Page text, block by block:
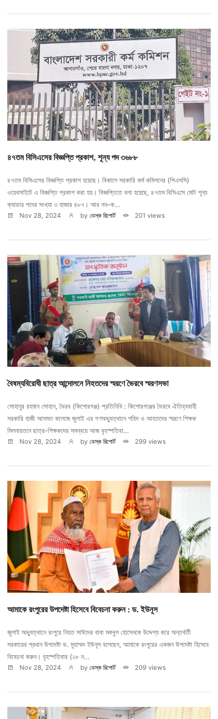
৪৭তম বিসিএসের বিজ্ঞপ্তি প্রকাশ, শূন্য পদ ৩৬৮৮
৪৭তম বিসিএসের বিজ্ঞপ্তি প্রকাশ হয়েছে। বিকালে সরকারি কর্ম কমিশনের (পিএসসি)
ওয়েবসাইটে এ বিজ্ঞপ্তি প্রকাশ করা হয়। বিজ্ঞপ্তিতে বলা হয়েছে, ৪৭তম বিসিএসে মোট শূন্য
ক্যাডার পদের সংখ্যা ৩ হাজার ৪৮৭। আর নন–ক...
Nov 28, 2024 by ডেস্ক রিপোর্ট 201 views
বৈষম্যবিরোধী ছাত্র আন্দোলনে নিহতদের স্মরণে ভৈরবে স্মরণসভা
সোহানুর রহমান সোহান, ভৈরব (কিশোরগঞ্জ) প্রতিনিধি : কিশোরগঞ্জের ভৈরবে ঐতিহ্যবাহী
সরকারি হাজী আসমত কলেজে জুলাই এর গণঅভ্যুত্থানে শহিদ ও আহতদের স্মরণে শিক্ষক
মিলনায়তনে ছাত্র-শিক্ষকদের সমন্বয়ে আজ বৃহস্পতিবা...
Nov 28, 2024 by ডেস্ক রিপোর্ট 299 views
আমাকে রংপুরের উপদেষ্টা হিসেবে বিবেচনা করুন : ড. ইউনূস
জুলাই অভ্যুত্থানে রংপুরে নিহত সাঈদের বাবা মকবুল হোসেনকে উদ্দেশ্য করে অন্তর্বর্তী
সরকারের প্রধান উপদেষ্টা ড. মুহাম্মদ ইউনূস বলেছেন, আমাকে রংপুরের একজন উপদেষ্টা হিসেবে
বিবেচনা করুন। বৃহস্পতিবার (২৮ ন...
Nov 28, 2024 by ডেস্ক রিপোর্ট 209 views